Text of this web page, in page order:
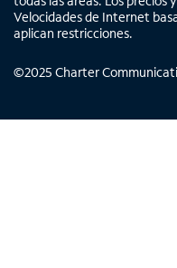
Velocidades de Internet
aplican restricciones.
©2025 Charter